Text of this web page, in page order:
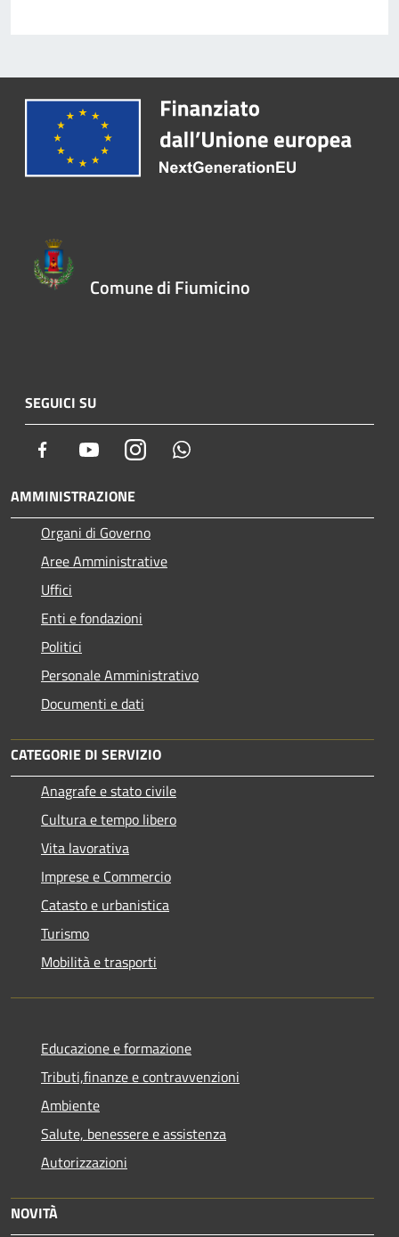
Comune di Fiumicino
SEGUICI SU
Facebook YoutubeInstagram
AMMINISTRAZIONE
Organi di Governo
Aree Amministrative
Uffici
Enti e fondazioni
Politici
Personale Amministrativo
Documenti e dati
CATEGORIE DI SERVIZIO
Anagrafe e stato civile
Cultura e tempo libero
Vita lavorativa
Imprese e Commercio
Catasto e urbanistica
Turismo
Mobilità e trasporti
Educazione e formazione
Tributi,finanze e contravvenzioni
Ambiente
Salute, benessere e assistenza
Autorizzazioni
NOVITÀ